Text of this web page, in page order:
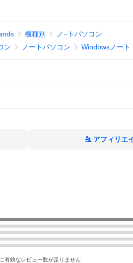
機種別
ノ−トパソコン
ン
ノートパソコン Windowsノート
アフィリエ
有効なレビュー数が足りません